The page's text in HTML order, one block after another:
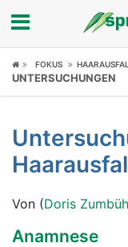
Fokus
Symptome
FOKUS
UNTERSUCHUNGEN
Von (Doris
Anamnese